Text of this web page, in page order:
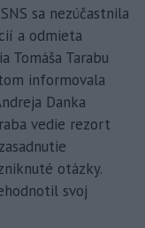
sa nezúčastnila
a odmieta
Tomáša Tarabu
informovala
Danka
vedie rezort
otázky.
svoj